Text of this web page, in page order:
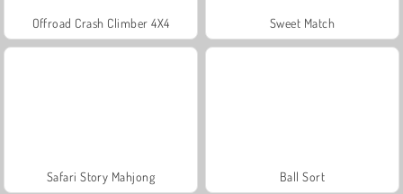
Offroad Crash Climber 4X4 Sweet Match
Safari Story Mahjong Ball Sort